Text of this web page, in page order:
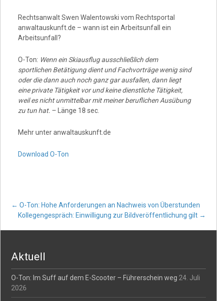
Rechtsanwalt Swen Walentowski vom Rechtsportal
anwaltauskunft.de – wann ist ein Arbeitsunfall ein
Arbeitsunfall?
O-Ton: Wenn ein Skiausflug ausschließlich dem
sportlichen Betätigung dient und Fachvorträge wenig sind
oder die dann auch noch ganz gar ausfallen, dann liegt
eine private Tätigkeit vor und keine dienstliche Tätigkeit,
weil es nicht unmittelbar mit meiner beruflichen Ausübung
zu tun hat. – Länge 18 sec.
Mehr unter anwaltauskunft.de
Download O-Ton
Post
← O-Ton: Hohe Anforderungen an Nachweis von Überstunden
Kollegengespräch: Einwilligung zur Bildveröffentlichung gilt →
Aktuell
O-Ton: Im Suff auf dem E-Scooter – Führerschein weg 24. Juli
2026